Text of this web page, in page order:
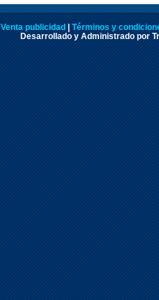
Venta publicidad
Términos y
Desarrollado y Administrado por